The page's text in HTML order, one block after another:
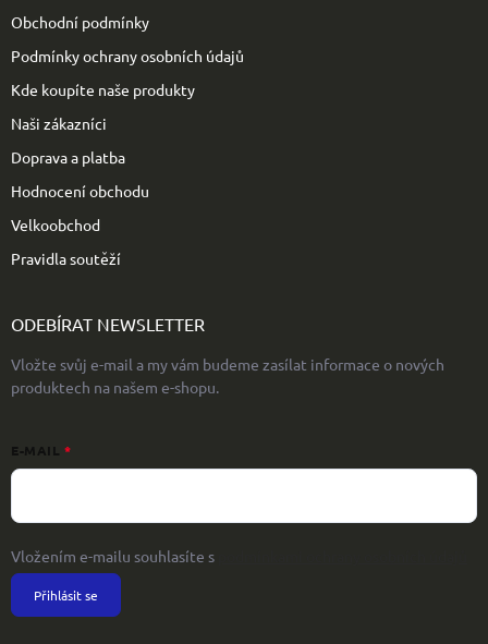
Obchodní podmínky
Podmínky ochrany osobních údajů
Kde koupíte naše produkty
Naši zákazníci
Doprava a platba
Hodnocení obchodu
Velkoobchod
Pravidla soutěží
ODEBÍRAT NEWSLETTER
Vložte svůj e-mail a my vám budeme zasílat informace o nových
produktech na našem e-shopu.
E-MAIL
Vložením e-mailu souhlasíte s
Přihlásit se